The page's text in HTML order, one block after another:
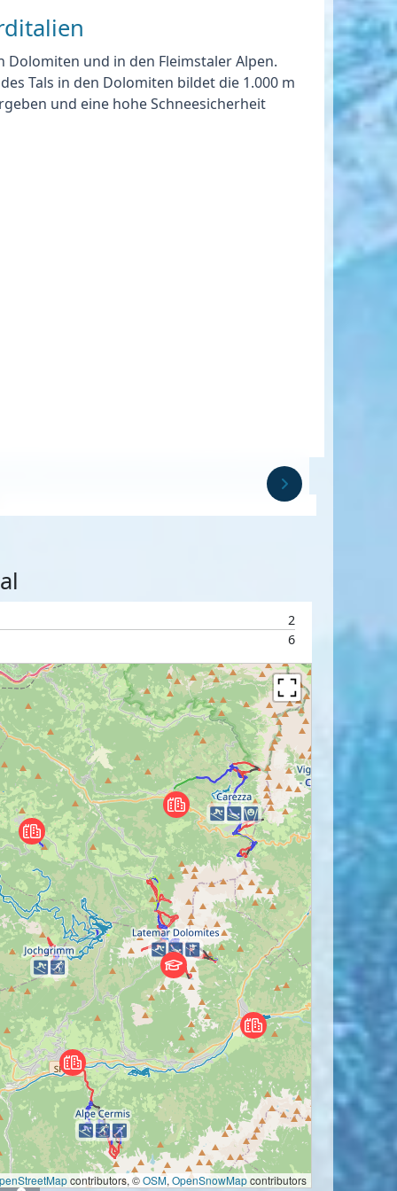
Dolomiten und in den Fleimstaler Alpen.
Tals in den Dolomiten bildet die 1.000 m
und eine hohe Schneesicherheit
2
6
contributors, ©OSM, OpenSnowMapcontributors